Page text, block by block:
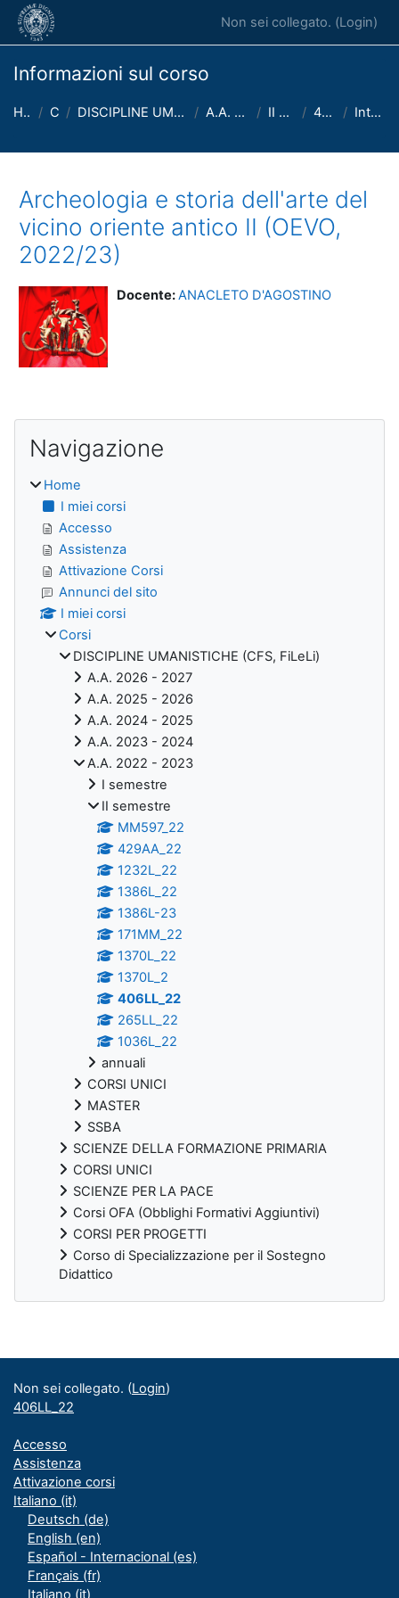
Vai al contenuto principale
Non sei collegato. (Login)
Informazioni sul corso
Home Corsi DISCIPLINE UMANISTICHE (CFS, FiLeLi) A.A. 2022 - 2023 II semestre 406LL_22 Introduzione
Archeologia e storia dell'arte del
vicino oriente antico II (OEVO,
2022/23)
Docente:ANACLETO D'AGOSTINO
Blocchi
Navigazione
Home
I miei corsi
Accesso
Assistenza
Attivazione Corsi
Annunci del sito
I miei corsi
Corsi
DISCIPLINE UMANISTICHE (CFS, FiLeLi)
A.A. 2026 - 2027
A.A. 2025 - 2026
A.A. 2024 - 2025
A.A. 2023 - 2024
A.A. 2022 - 2023
I semestre
II semestre
MM597_22
429AA_22
1232L_22
1386L_22
1386L-23
171MM_22
1370L_22
1370L_2
406LL_22
265LL_22
1036L_22
annuali
CORSI UNICI
MASTER
SSBA
SCIENZE DELLA FORMAZIONE PRIMARIA
CORSI UNICI
SCIENZE PER LA PACE
Corsi OFA (Obblighi Formativi Aggiuntivi)
CORSI PER PROGETTI
Corso di Specializzazione per il Sostegno
Didattico
Non sei collegato. (Login)
406LL_22
Accesso
Assistenza
Attivazione corsi
Italiano ‎(it)‎
Deutsch ‎(de)‎
English ‎(en)‎
Español - Internacional ‎(es)‎
Français ‎(fr)‎
Italiano ‎(it)‎